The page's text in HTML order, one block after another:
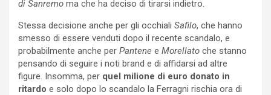
di Sanremo ma che ha deciso di tirarsi indietro.
Stessa decisione anche per gli occhiali Safilo, che hanno
smesso di essere venduti dopo il recente scandalo, e
probabilmente anche per Pantene e Morellato che stanno
pensando di seguire i noti brand e di affidarsi ad altre
figure. Insomma, per quel milione di euro donato in
ritardo e solo dopo lo scandalo la Ferragni rischia ora di